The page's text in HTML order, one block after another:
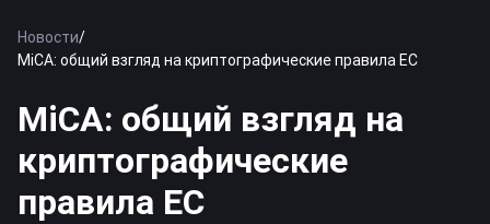
Новости/
MiCA: общий взгляд на криптографические правила ЕС
MiCA: общий взгляд на
криптографические
правила ЕС